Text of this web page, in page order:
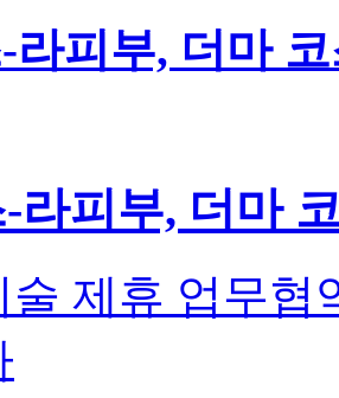
라피부, 더마
라피부, 더마
술 제휴 업무